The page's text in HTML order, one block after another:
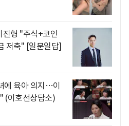
진형 "주식+코인
저축" [일문일답]
에 육아 의지…이
(이호선상담소)